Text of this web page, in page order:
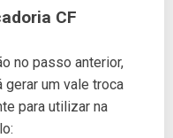
CF
no passo anterior,
um vale troca
para utilizar na